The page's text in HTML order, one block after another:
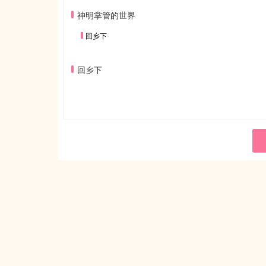
神明掌管的世界
回乡下
回乡下